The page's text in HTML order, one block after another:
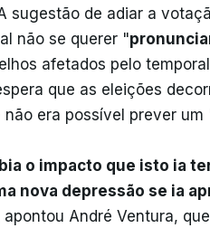
sugestão de adiar a
não se querer "
afetados pelo
que as eleições
era possível prever um
o impacto que isto ia
nova depressão se ia
apontou André Ventura,